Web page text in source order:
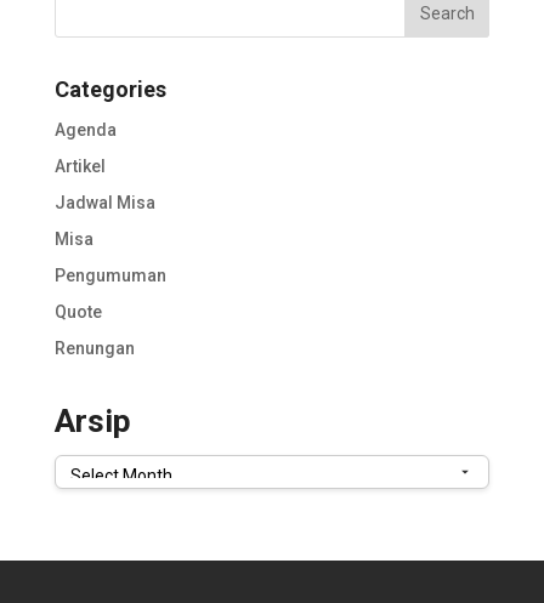
Categories
Agenda
Artikel
Jadwal Misa
Misa
Pengumuman
Quote
Renungan
Arsip
Arsip